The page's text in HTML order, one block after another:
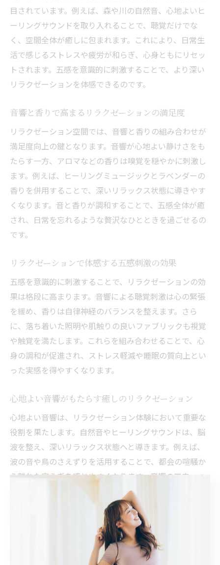
目されています。例えば、森や川の自然音、心地よいヒ
ーリングサウンドを取り入れることで、聴覚だけでな
く、空間全体が癒しに包まれます。これにより、日常生
活で感じるストレスや疲労が和らぎ、心身ともにリセッ
トされます。五感を意識的に刺激することで、より深い
リラクゼーションを体感できるのです。
音響と香りで高まるリラクゼーションの満足度
リラクゼーション空間では、音響と香りの組み合わせが
満足度向上の鍵となります。音響が心地よい静けさをも
たらす一方、アロマなどの香りは嗅覚を穏やかに刺激し
ます。例えば、ヒーリングミュージックとラベンダーの
香りを併用することで、深いリラックス状態に導きやす
くなります。音と香りが調和することで、五感全体が癒
され、日常を忘れるような贅沢なひとときを過ごせるの
です。
リラクゼーションで体感する五感刺激の効果
五感を意識的に刺激することで、リラクゼーションの効
果は格段に高まります。音響による聴覚刺激は心の緊張
を緩め、香りは自律神経のバランスを整えます。さら
に、落ち着いた照明や肌触りの良いファブリックも視覚
や触覚を満たします。これらを組み合わせることで、心
身の調和が促進され、ストレス軽減や睡眠の質向上とい
った実感を得やすくなります。
心地よい音響がもたらす癒しのリラクゼーション
心地よい音響は、リラクゼーション体験において重要な
役割を果たします。自然音やヒーリングサウンドは、脳
波を整え、深いリラックス状態へと導きます。例えば、
波の音や鳥のさえずりを活用することで、都会の喧騒か
ら離れた安らぎを感じやすくなります。音響の工夫一つ
で、癒しの効果が大きく変わるため、積極的に取り入れ
ることをおすすめします。
五感を活用したリラクゼーションのおすすめポイント
五感を活用したリラクゼーションの具体的なポイント